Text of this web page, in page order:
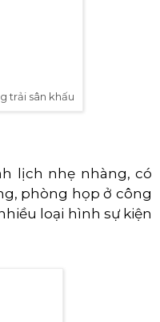
trải sân khấu
lịch nhẹ nhàng, có
phòng họp ở công
loại hình sự kiện